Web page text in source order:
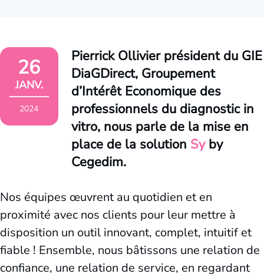
26
JANV.
2024
Pierrick Ollivier président du GIE
DiaGDirect, Groupement
d’Intérêt Economique des
professionnels du diagnostic in
vitro, nous parle de la mise en
place de la solution Sy by
Cegedim.
Nos équipes œuvrent au quotidien et en
proximité avec nos clients pour leur mettre à
disposition un outil innovant, complet, intuitif et
fiable ! Ensemble, nous bâtissons une relation de
confiance, une relation de service, en regardant